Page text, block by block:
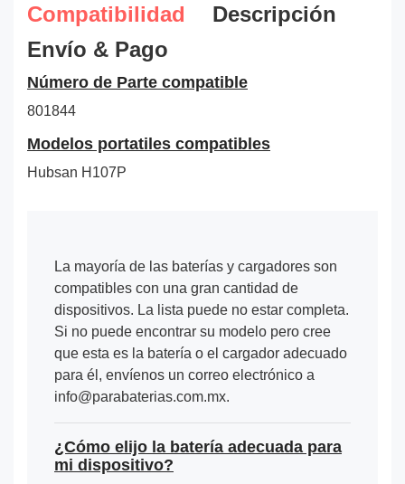
Compatibilidad
Descripción
Envío & Pago
Número de Parte compatible
801844
Modelos portatiles compatibles
Hubsan H107P
La mayoría de las baterías y cargadores son
compatibles con una gran cantidad de
dispositivos. La lista puede no estar completa.
Si no puede encontrar su modelo pero cree
que esta es la batería o el cargador adecuado
para él, envíenos un correo electrónico a
info@parabaterias.com.mx.
¿Cómo elijo la batería adecuada para
mi dispositivo?